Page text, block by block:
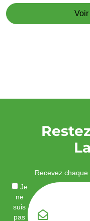
Recevez
Je
ne
suis
pas